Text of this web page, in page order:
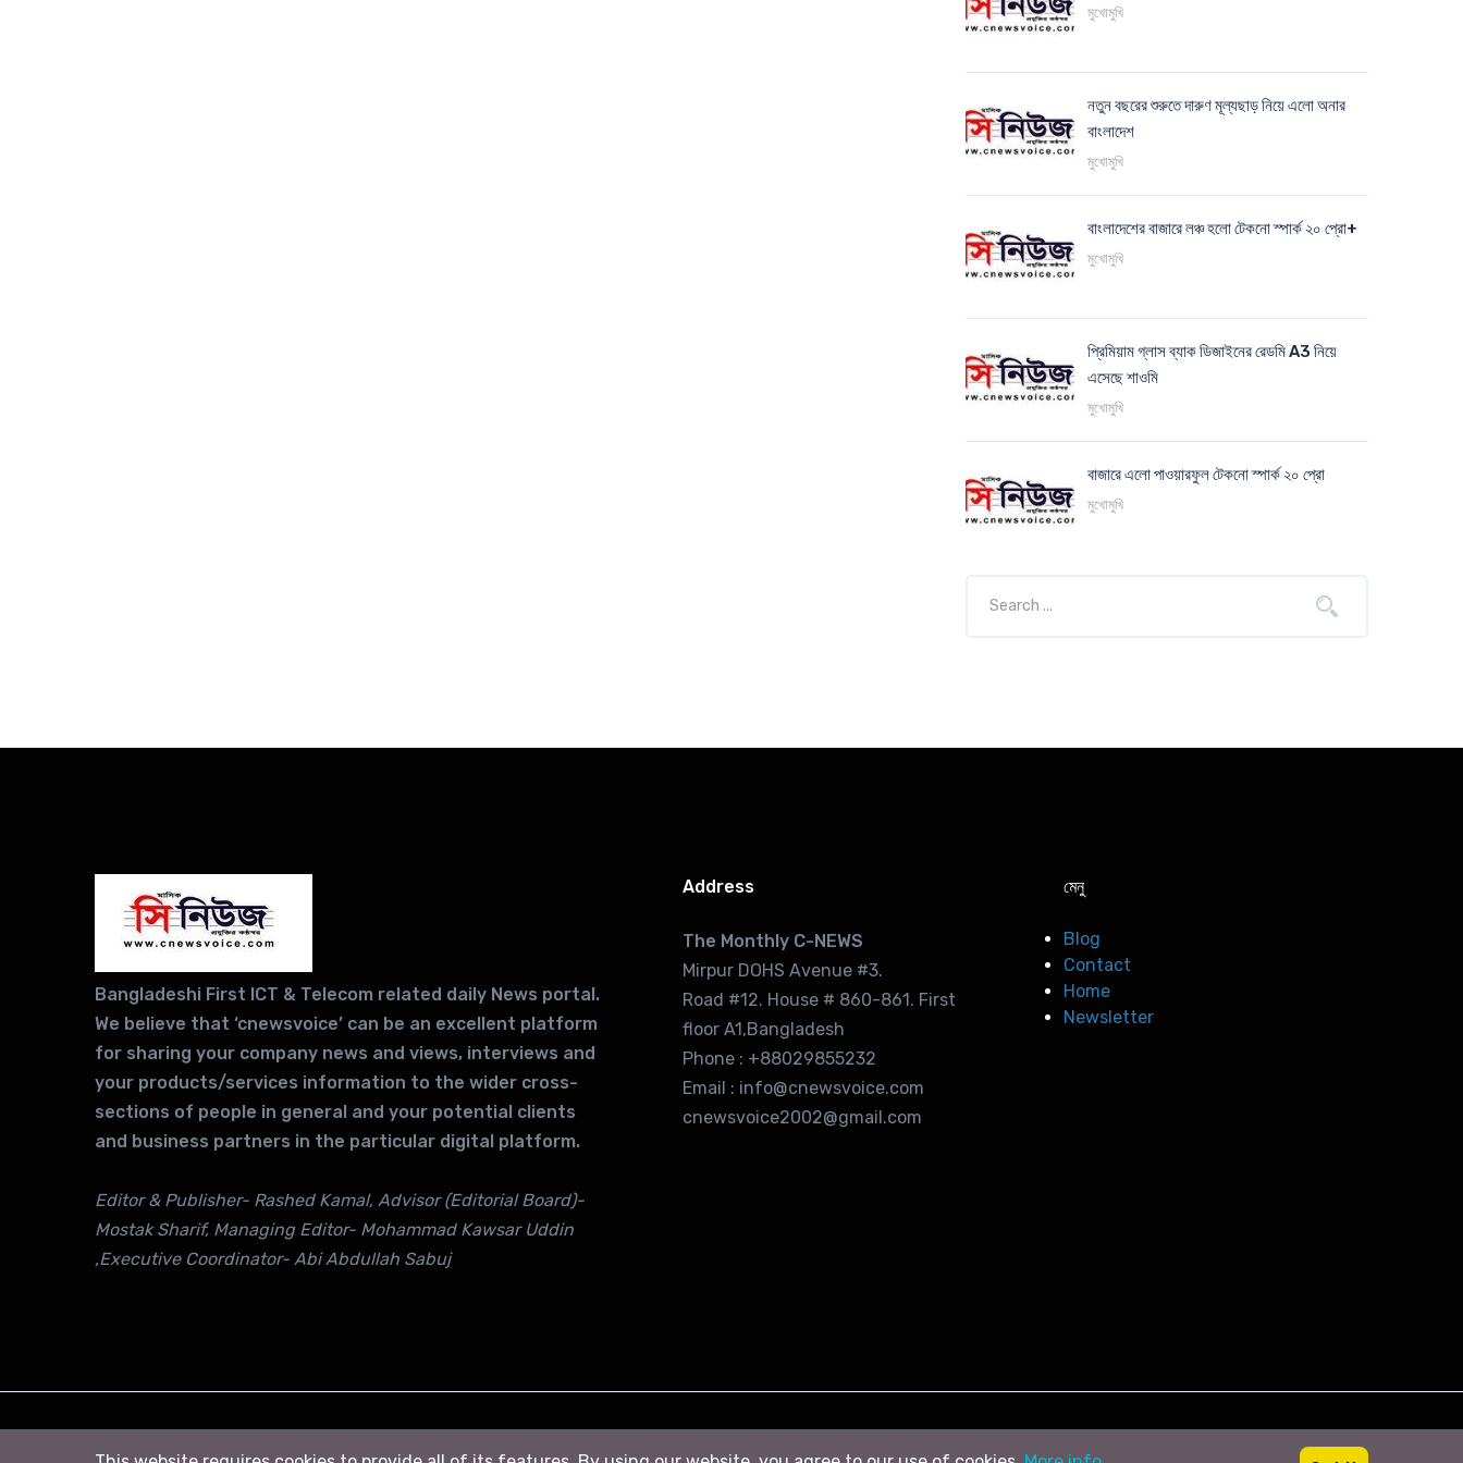
মুখোমুখি
নতুন বছরের শুরুতে দারুণ মূল্যছাড় নিয়ে এলো অনার
বাংলাদেশ
মুখোমুখি
বাংলাদেশের বাজারে লঞ্চ হলো টেকনো স্পার্ক ২০ প্রো+
মুখোমুখি
প্রিমিয়াম গ্লাস ব্যাক ডিজাইনের রেডমি A3 নিয়ে
এসেছে শাওমি
মুখোমুখি
বাজারে এলো পাওয়ারফুল টেকনো স্পার্ক ২০ প্রো
মুখোমুখি
Bangladeshi First ICT & Telecom related daily News portal.
We believe that ‘cnewsvoice’ can be an excellent platform
for sharing your company news and views, interviews and
your products/services information to the wider cross-
sections of people in general and your potential clients
and business partners in the particular digital platform.
Editor & Publisher- Rashed Kamal, Advisor (Editorial Board)-
Mostak Sharif, Managing Editor- Mohammad Kawsar Uddin
,Executive Coordinator- Abi Abdullah Sabuj
Address
The Monthly C-NEWS
Mirpur DOHS Avenue #3.
Road #12. House # 860-861. First
floor A1,Bangladesh
Phone : +88029855232
Email : info@cnewsvoice.com
cnewsvoice2002@gmail.com
মেনু
Blog
Contact
Home
Newsletter